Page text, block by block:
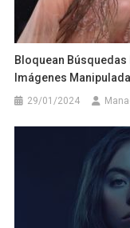
Bloquean Búsquedas
Imágenes
29/01/2024